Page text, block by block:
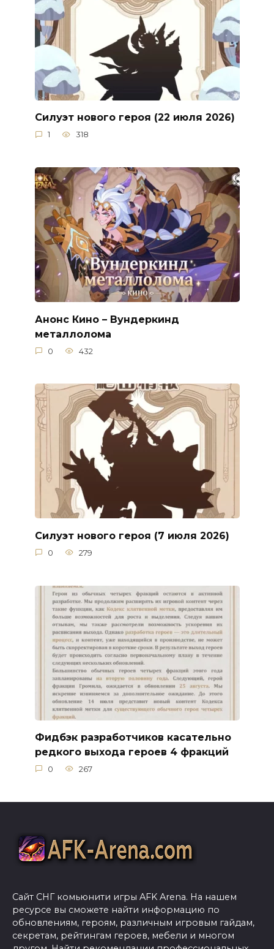
Силуэт нового героя (22 июля 2026)
1 318
Анонс Кино – Вундеркинд
металлолома
0 432
Силуэт нового героя (7 июля 2026)
0 279
Фидбэк разработчиков касательно
редкого выхода героев 4 фракций
0 267
Сайт СНГ комьюнити игры AFK Arena. На нашем
ресурсе вы сможете найти информацию по
обновлениям, героям, различным игровым гайдам,
секретам, рейтингам героев, мебели и многом